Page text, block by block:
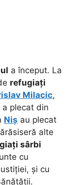
a început. La
refugiați
Milacic,
plecat din
Niș au plecat
alte
sârbi
cu
și cu